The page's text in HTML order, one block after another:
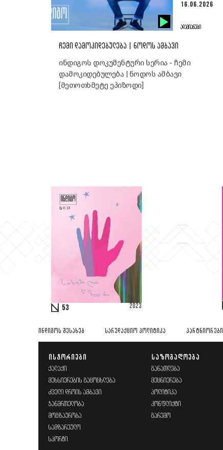
16.06.2026
ᲐᲓᲐᲛᲘᲐᲜᲔᲑᲘ
ᲩᲔᲛᲘ ᲓᲐᲛᲝᲙᲘᲓᲔᲑᲣᲚᲔᲑᲐ | ᲜᲝᲓᲝᲡ ᲐᲛᲑᲐᲕᲘ
ინდიგოს დოკუმენტური სერია - ჩემი
დამოკიდებულება | ნოდოს ამბავი
[მეთოთხმეტე ეპიზოდი]
53 2023
ᲘᲜᲓᲘᲒᲝᲡ ᲨᲔᲡᲐᲮᲔᲑ ᲡᲐᲠᲔᲓᲐᲥᲪᲘᲝ ᲞᲝᲚᲘᲢᲘᲙᲐ ᲞᲐᲠᲢᲜᲘᲝᲠᲔᲑᲘ
ᲘᲡᲢᲝᲠᲘᲔᲑᲘ
ᲥᲐᲚᲐᲥᲘ
ᲛᲔᲮᲡᲘᲔᲠᲔᲑᲘᲡ ᲒᲐᲪᲝᲪᲮᲚᲔᲑᲐ
ᲫᲕᲔᲚᲘ ᲓᲠᲝᲘᲡ ᲐᲛᲑᲐᲕᲘ
ᲯᲐᲜᲛᲠᲗᲔᲚᲝᲑᲐ
ᲛᲝᲒᲖᲐᲣᲠᲝᲑᲐ
ᲡᲐᲛᲖᲐᲠᲔᲣᲚᲝ
ᲡᲞᲝᲠᲢᲘ
ᲡᲐᲖᲝᲒᲐᲓᲝᲔᲑᲐ
ᲒᲐᲜᲐᲗᲚᲔᲑᲐ
ᲛᲔᲪᲜᲘᲔᲠᲔᲑᲐ
ᲞᲝᲚᲘᲢᲘᲙᲐ
ᲙᲝᲜᲤᲚᲘᲥᲢᲘ
ᲒᲐᲠᲔᲛᲝ